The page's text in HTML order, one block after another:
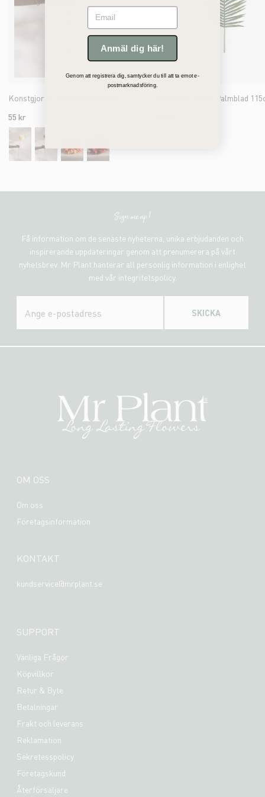
55 kr
Konstgjord grön Palmblad
Sign me up!
Få information om de senaste nyheterna, unika erbjudanden och
inspirerande uppdateringar genom att prenumerera på vårt
nyhetsbrev. Mr Plant hanterar all personlig information i enlighet
med vår integritetspolicy.
SKICKA
OM OSS
Om oss
Företagsinformation
KONTAKT
kundservice@mrplant.se
SUPPORT
Vanliga Frågor
Köpvillkor
Retur & Byte
Betalningar
Frakt och leverans
Reklamation
Sekretesspolicy
Företagskund
Återförsäljare
Email
Anmäl dig här!
Genom att registrera dig, samtycker du till att ta emot e-
postmarknadsföring.